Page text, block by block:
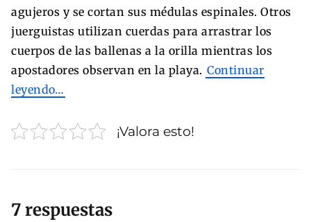
agujeros y se cortan sus médulas espinales. Otros
juerguistas utilizan cuerdas para arrastrar los
cuerpos de las ballenas a la orilla mientras los
apostadores observan en la playa. Continuar
leyendo…
¡Valora esto!
7 respuestas